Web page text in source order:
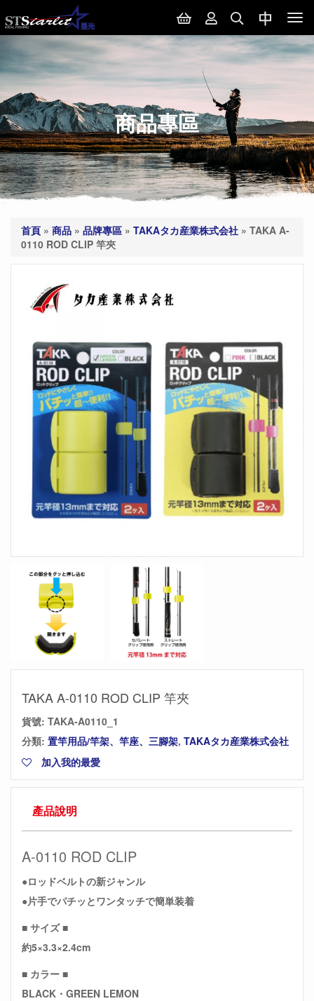
商品專區
首頁 » 商品 » 品牌專區 » TAKAタカ産業株式会社 » TAKA A-
0110 ROD CLIP 竿夾
TAKA A-0110 ROD CLIP 竿夾
貨號: TAKA-A0110_1
分類: 置竿用品/竿架、竿座、三腳架, TAKAタカ産業株式会社
加入我的最愛
產品說明
A-0110 ROD CLIP
●ロッドベルトの新ジャンル
●片手でパチッとワンタッチで簡単装着
■ サイズ ■
約5×3.3×2.4cm
■ カラー ■
BLACK・GREEN LEMON